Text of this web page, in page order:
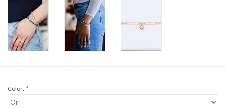
Color: *